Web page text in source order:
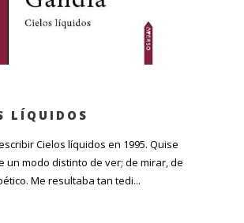
LÍQUIDOS
Cielos líquidos en 1995. Quise
un modo distinto de ver; de mirar, de
Me resultaba tan tedi...